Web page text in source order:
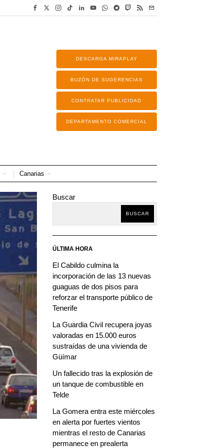
DESCARGA MIRAPLAY
BUZÓN DE SUGERENCIAS
CONTRATAR PUBLICIDAD
DEPARTAMENTO COMERCIAL
Canarias
Buscar
BUSCAR
ÚLTIMA HORA
El Cabildo culmina la
incorporación de las 13 nuevas
guaguas de dos pisos para
reforzar el transporte público de
Tenerife
La Guardia Civil recupera joyas
valoradas en 15.000 euros
sustraídas de una vivienda de
Güímar
Un fallecido tras la explosión de
un tanque de combustible en
Telde
La Gomera entra este miércoles
en alerta por fuertes vientos
mientras el resto de Canarias
permanece en prealerta